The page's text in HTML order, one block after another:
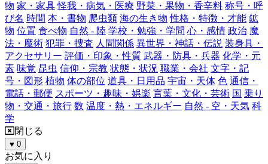
物 家・家具 怪我・病気・医療 野菜・果物・香辛料 称号・呼
び名 時間 本・書物 爬虫類 海の生き物 性格・特徴・才能 鉱
物 位置 食べ物 自然 - 陸 学校・勉強・学問 心・感情 政治 魔
法・魔術 犯罪・捜査 人間関係 異世界・神話・伝説 装身具・
アクセサリー 評価・印象・性質 武器・防具・兵器 化学・元
素 味覚 昆虫 信仰・宗教 状態・状況 職業・会社 文字・記
号・図形 植物 体の部位 道具・日用品 宇宙・天体 色 通信・
電話・郵便 スポーツ・趣味・娯楽 言葉・文化・芸術 国 乗り
物・交通・旅行 数 温度・熱・エネルギー 自然 - 空・天気 科
学
閉じる
♥ 0
お気に入り